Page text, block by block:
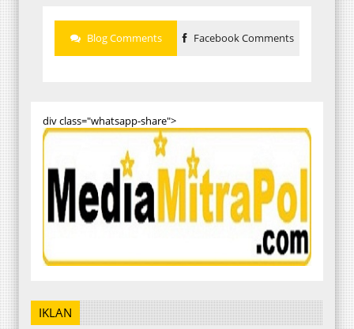
Blog Comments Facebook Comments
div class="whatsapp-share">
IKLAN